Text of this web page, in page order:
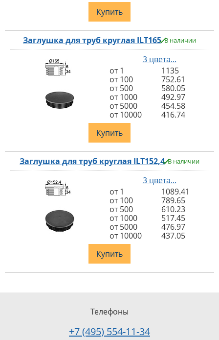
Купить
Заглушка для труб круглая ILT165 В наличии
3 цвета...
от 1
1135
от 100
752.61
от 500
580.05
от 1000
492.97
от 5000
454.58
от 10000
416.74
Купить
Заглушка для труб круглая ILT152,4 В наличии
3 цвета...
от 1
1089.41
от 100
789.65
от 500
610.23
от 1000
517.45
от 5000
476.97
от 10000
437.05
Купить
Телефоны
+7 (495) 554-11-34